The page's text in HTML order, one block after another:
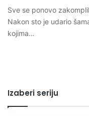
Sve se ponovo
Nakon sto je udario
kojima…
Izaberi seriju